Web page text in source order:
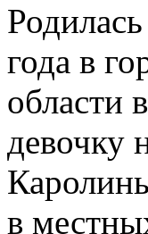
года в
области
девочку
в